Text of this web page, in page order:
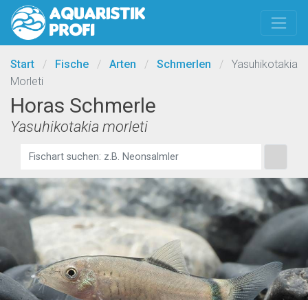
Start / Fische / Arten / Schmerlen /
Yasuhikotakia
Morleti
Horas Schmerle
Yasuhikotakia morleti